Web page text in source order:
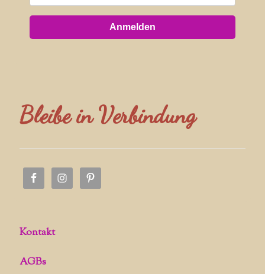
Anmelden
Bleibe in Verbindung
Kontakt
AGBs